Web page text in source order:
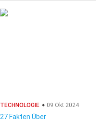
TECHNOLOGIE 09 Okt 2024
27 Fakten Über